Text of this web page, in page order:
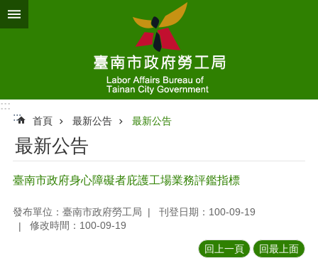
跳到主要內容區塊
:::
:::
首頁 最新公告 最新公告
最新公告
臺南市政府身心障礙者庇護工場業務評鑑指標
發布單位：臺南市政府勞工局
刊登日期：100-09-19
修改時間：100-09-19
回上一頁 回最上面